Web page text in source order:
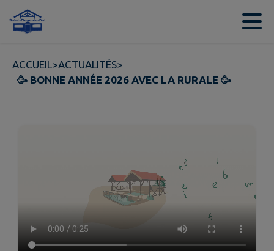
Contenu
ACCUEIL>ACTUALITÉS>
🥳 BONNE ANNÉE 2026 AVEC LA RURALE 🥳